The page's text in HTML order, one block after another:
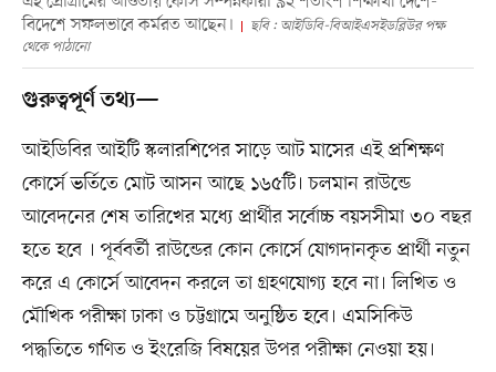
বিদেশে সফলভাবে কর্মরত আছেন।
ছবি : আইডিবি-বিআইএসইডব্লিউর পক্ষ
থেকে পাঠানো
গুরুত্বপূর্ণ তথ্য—
আইডিবির আইটি স্কলারশিপের সাড়ে আট মাসের এই প্রশিক্ষণ
কোর্সে ভর্তিতে মোট আসন আছে ১৬৫টি। চলমান রাউন্ডে
আবেদনের শেষ তারিখের মধ্যে প্রার্থীর সর্বোচ্চ বয়সসীমা ৩০ বছর
হতে হবে । পূর্ববর্তী রাউন্ডের কোন কোর্সে যোগদানকৃত প্রার্থী নতুন
করে এ কোর্সে আবেদন করলে তা গ্রহণযোগ্য হবে না। লিখিত ও
মৌখিক পরীক্ষা ঢাকা ও চট্টগ্রামে অনুষ্ঠিত হবে। এমসিকিউ
পদ্ধতিতে গণিত ও ইংরেজি বিষয়ের উপর পরীক্ষা নেওয়া হয়।